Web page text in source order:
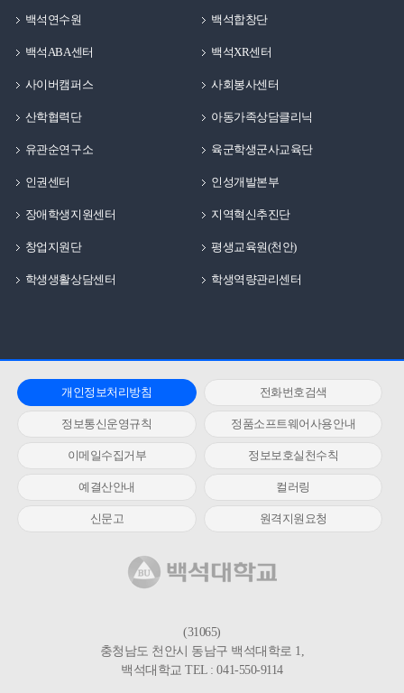
백석연수원 백석합창단
백석ABA센터 백석XR센터
사이버캠퍼스 사회봉사센터
산학협력단 아동가족상담클리닉
유관순연구소 육군학생군사교육단
인권센터 인성개발본부
장애학생지원센터 지역혁신추진단
창업지원단 평생교육원(천안)
학생생활상담센터 학생역량관리센터
개인정보처리방침 전화번호검색
정보통신운영규칙 정품소프트웨어사용안내
이메일수집거부 정보보호실천수칙
예결산안내 컬러링
신문고 원격지원요청
(31065)
충청남도 천안시 동남구 백석대학로 1,
백석대학교 TEL : 041-550-9114